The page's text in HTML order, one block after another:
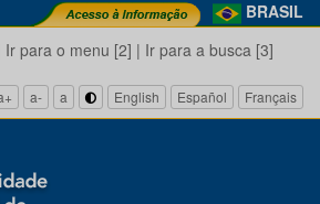
BRASIL
Ir para o menu [2] | Ir para a busca [3]
a- a English Español Français